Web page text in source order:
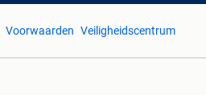
Voorwaarden Veiligheidscentrum